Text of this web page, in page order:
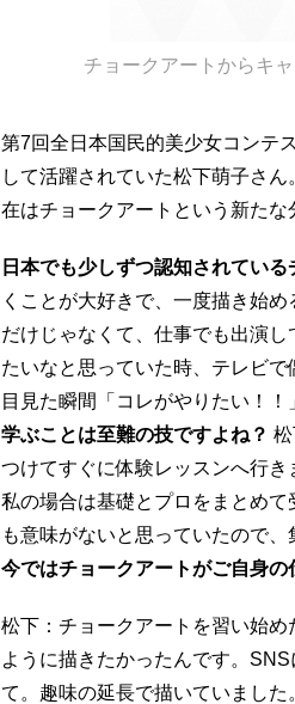
チョークアートからキ
第7回全日本国民的美少女コンテ
して活躍されていた松下萌子さ
在はチョークアートという新た
日本でも少しずつ認知されてい
くことが大好きで、一度描き始
だけじゃなくて、仕事でも出演
たいなと思っていた時、テレビ
目見た瞬間「コレがやりたい！
学ぶことは至難の技ですよね？
つけてすぐに体験レッスンへ行き
私の場合は基礎とプロをまとめ
も意味がないと思っていたので、
今ではチョークアートがご自身の
松下：チョークアートを習い始
ように描きたかったんです。
て。趣味の延長で描いていまし